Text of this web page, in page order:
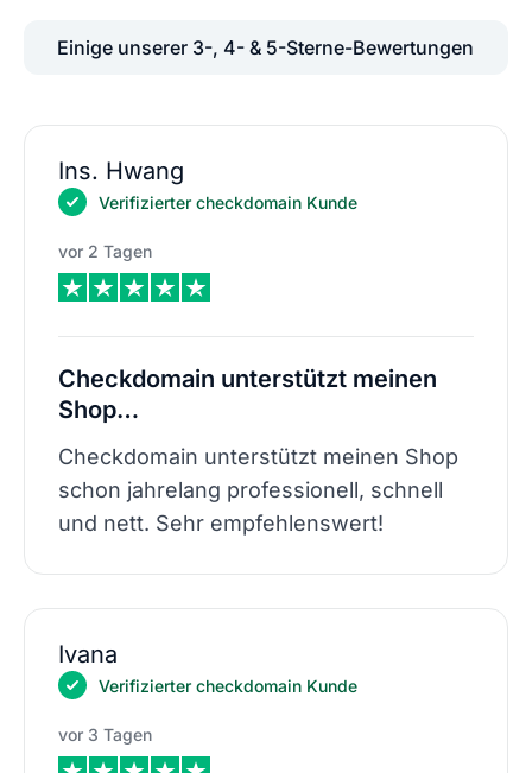
Einige unserer 3-, 4- & 5-Sterne-Bewertungen
Ins. Hwang
Verifizierter checkdomain Kunde
vor 2 Tagen
Checkdomain unterstützt meinen
Shop…
Checkdomain unterstützt meinen Shop
schon jahrelang professionell, schnell
und nett. Sehr empfehlenswert!
Ivana
Verifizierter checkdomain Kunde
vor 3 Tagen